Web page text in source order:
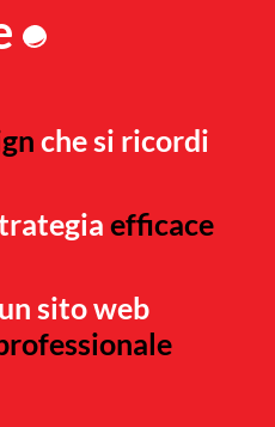
che si ricordi
efficace
sito web